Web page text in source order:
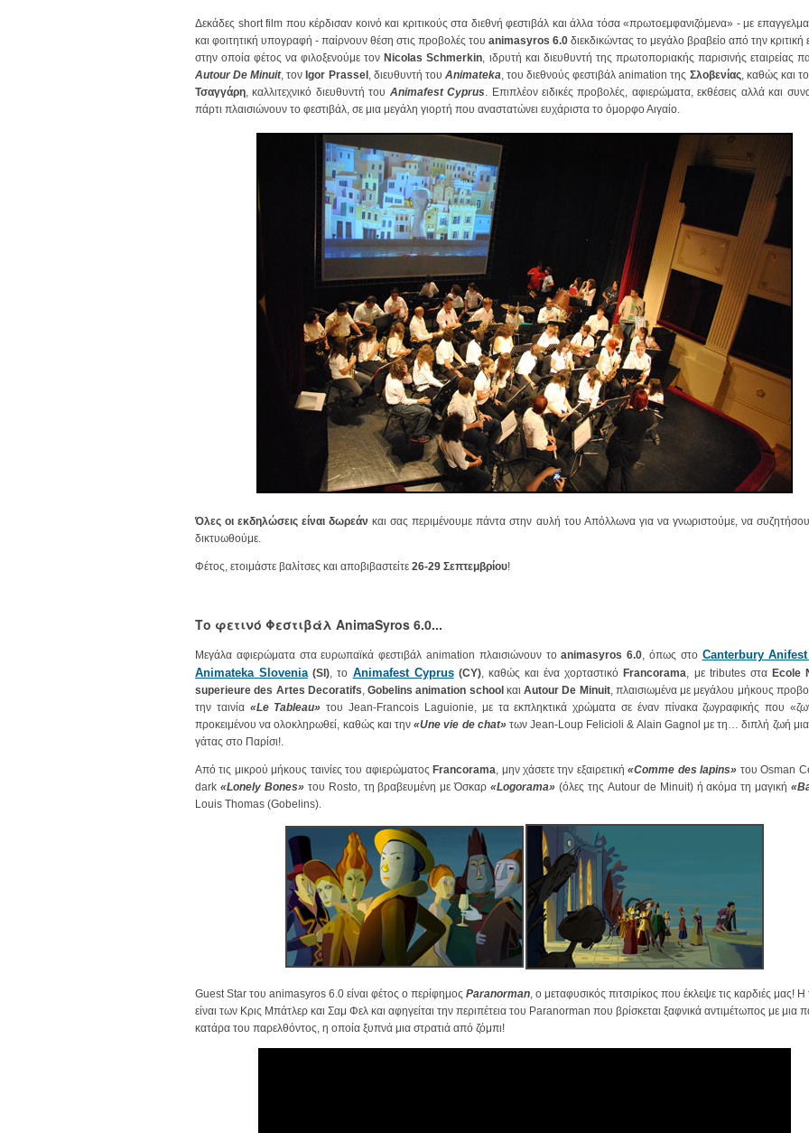
Δεκάδες short film που κέρδισαν κοινό και κριτικούς στα διεθνή φεστιβάλ και άλλα τόσα «πρωτοεμφανιζόμενα» - με
και φοιτητική υπογραφή - παίρνουν θέση στις προβολές του animasyros 6.0 διεκδικώντας το μεγάλο βραβείο από την κριτική
στην οποία φέτος να φιλοξενούμε τον Nicolas Schmerkin, ιδρυτή και διευθυντή της πρωτοποριακής παρισινής εταιρείας
Autour De Minuit, τον Igor Prassel , διευθυντή του Animateka, του διεθνούς φεστιβάλ animation της Σλοβενίας, καθώς και
Τσαγγάρη, καλλιτεχνικό διευθυντή του Animafest Cyprus. Επιπλέον ειδικές προβολές, αφιερώματα, εκθέσεις αλλά και
πάρτι πλαισιώνουν το φεστιβάλ, σε μια μεγάλη γιορτή που αναστατώνει ευχάριστα το όμορφο Αιγαίο.
Όλες οι εκδηλώσεις είναι δωρεάν και σας περιμένουμε πάντα στην αυλή του Απόλλωνα για να γνωριστούμε, να
δικτυωθούμε.
Φέτος, ετοιμάστε βαλίτσες και αποβιβαστείτε 26-29 Σεπτεμβρίου!
Το φετινό Φεστιβάλ AnimaSyros 6.0...
Μεγάλα αφιερώματα στα ευρωπαϊκά φεστιβάλ animation πλαισιώνουν τοanimasyros 6.0, όπως στο Canterbury
Animateka Slovenia(SI), το Animafest Cyprus(CY), καθώς και ένα χορταστικό Francorama, με tributes στα Ecole
superieure des Artes Decoratifs, Gobelins animation school και Autοur De Minuit, πλαισιωμένα με μεγάλου μήκους
την ταινία «Le Tableau» του Jean-Francois Laguionie, με τα εκπληκτικά χρώματα σε έναν πίνακα ζωγραφικής που
προκειμένου να ολοκληρωθεί, καθώς και την«Une vie de chat»των Jean-Loup Felicioli & Alain Gagnol με τη… διπλή ζωή
γάτας στο Παρίσι!.
Aπό τις μικρού μήκους ταινίες του αφιερώματος Francorama, μην χάσετε την εξαιρετική«Comme des lapins» του Osman
dark «Lonely Bones»του Rosto, τη βραβευμένη με Όσκαρ«Logorama» (όλες της Autour de Minuit) ή ακόμα τη μαγική
Louis Thomas (Gobelins).
Guest Star του animasyros 6.0 είναι φέτος ο περίφημος Paranorman, ο μεταφυσικός πιτσιρίκος που έκλεψε τις καρδιές μας! Η
είναι των Κρις Μπάτλερ και Σαμ Φελ και αφηγείται την περιπέτεια του Paranorman που βρίσκεται ξαφνικά αντιμέτωπος με μια
κατάρα του παρελθόντος, η οποία ξυπνά μια στρατιά από ζόμπι!